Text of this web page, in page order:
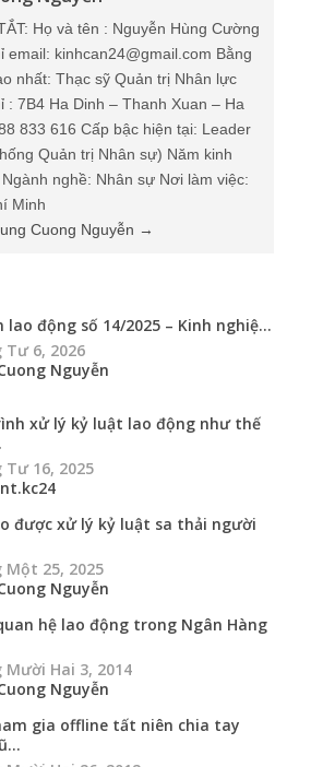
Họ và tên : Nguyễn Hùng Cường
email: kinhcan24@gmail.com Bằng
nhất: Thạc sỹ Quản trị Nhân lực
: 7B4 Ha Dinh – Thanh Xuan – Ha
833 616 Cấp bậc hiện tại: Leader
Quản trị Nhân sự) Năm kinh
nghề: Nhân sự Nơi làm việc:
Minh
Cuong Nguyễn →
lao động số 14/2025 – Kinh nghiệ...
Tư 6, 2026
Nguyễn
xử lý kỷ luật lao động như thế
Tư 16, 2025
được xử lý kỷ luật sa thải người
Một 25, 2025
Nguyễn
hệ lao động trong Ngân Hàng
Mười Hai 3, 2014
Nguyễn
gia offline tất niên chia tay